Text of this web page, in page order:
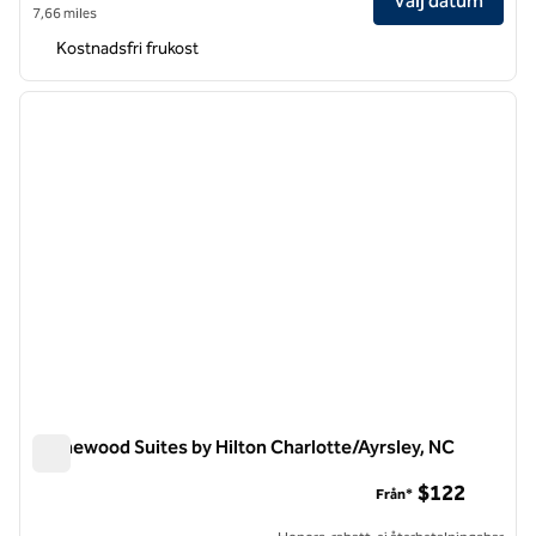
7,66 miles
Kostnadsfri frukost
1 av 12
nästa
Homewood Suites by Hilton Charlotte/Ayrsley, NC
Från* $122